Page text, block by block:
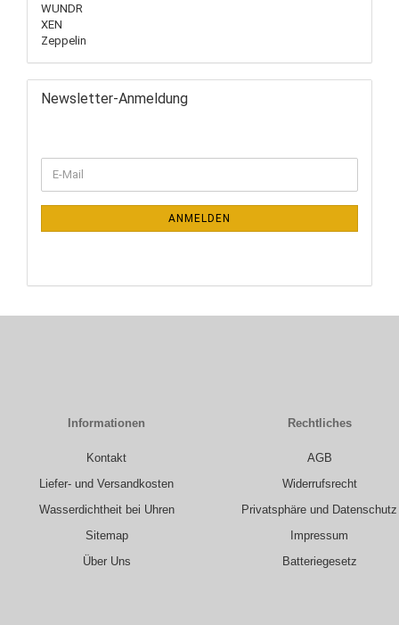
WUNDR
XEN
Zeppelin
Newsletter-Anmeldung
ANMELDEN
Informationen Rechtliches
Kontakt
AGB
Liefer- und Versandkosten
Widerrufsrecht
Wasserdichtheit bei Uhren
Privatsphäre und Datenschutz
Sitemap
Impressum
Über Uns
Batteriegesetz